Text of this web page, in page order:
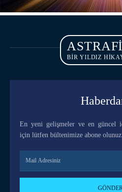
BİR YILDIZ
En yeni gelişmeler ve en güncel
için lütfen bültenimize abone
GÖNDER